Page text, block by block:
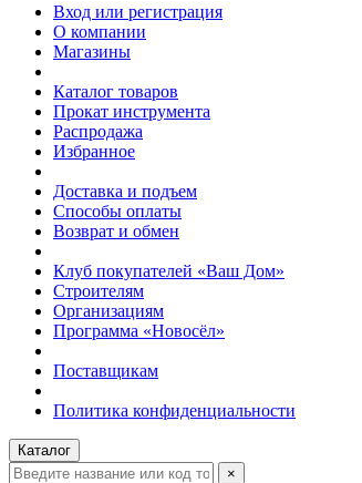
Вход или регистрация
О компании
Магазины
Каталог товаров
Прокат инструмента
Распродажа
Избранное
Доставка и подъем
Способы оплаты
Возврат и обмен
Клуб покупателей «Ваш Дом»
Строителям
Организациям
Программа «Новосёл»
Поставщикам
Политика конфиденциальности
Каталог
×